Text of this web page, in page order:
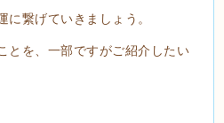
繋げていきましょう。
とを、一部ですがご紹介したい